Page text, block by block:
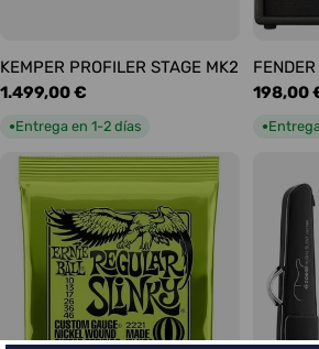
KEMPER PROFILER STAGE MK2
Precio
habitual
1.499,00 €
●Entrega en 1-2 días
Precio
habitual
198,00
●